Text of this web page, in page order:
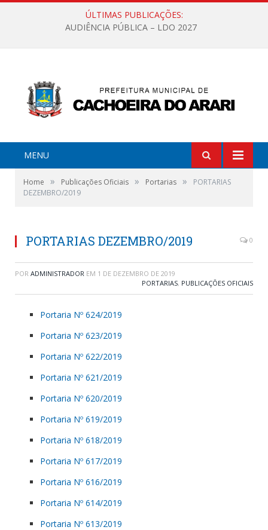
ÚLTIMAS PUBLICAÇÕES:
AUDIÊNCIA PÚBLICA – LDO 2027
MENU
Home » Publicações Oficiais » Portarias »
PORTARIAS
DEZEMBRO/2019
PORTARIAS DEZEMBRO/2019 0
POR ADMINISTRADOR EM 1 DE DEZEMBRO DE 2019
PORTARIAS, PUBLICAÇÕES OFICIAIS
Portaria Nº 624/2019
Portaria Nº 623/2019
Portaria Nº 622/2019
Portaria Nº 621/2019
Portaria Nº 620/2019
Portaria Nº 619/2019
Portaria Nº 618/2019
Portaria Nº 617/2019
Portaria Nº 616/2019
Portaria Nº 614/2019
Portaria Nº 613/2019